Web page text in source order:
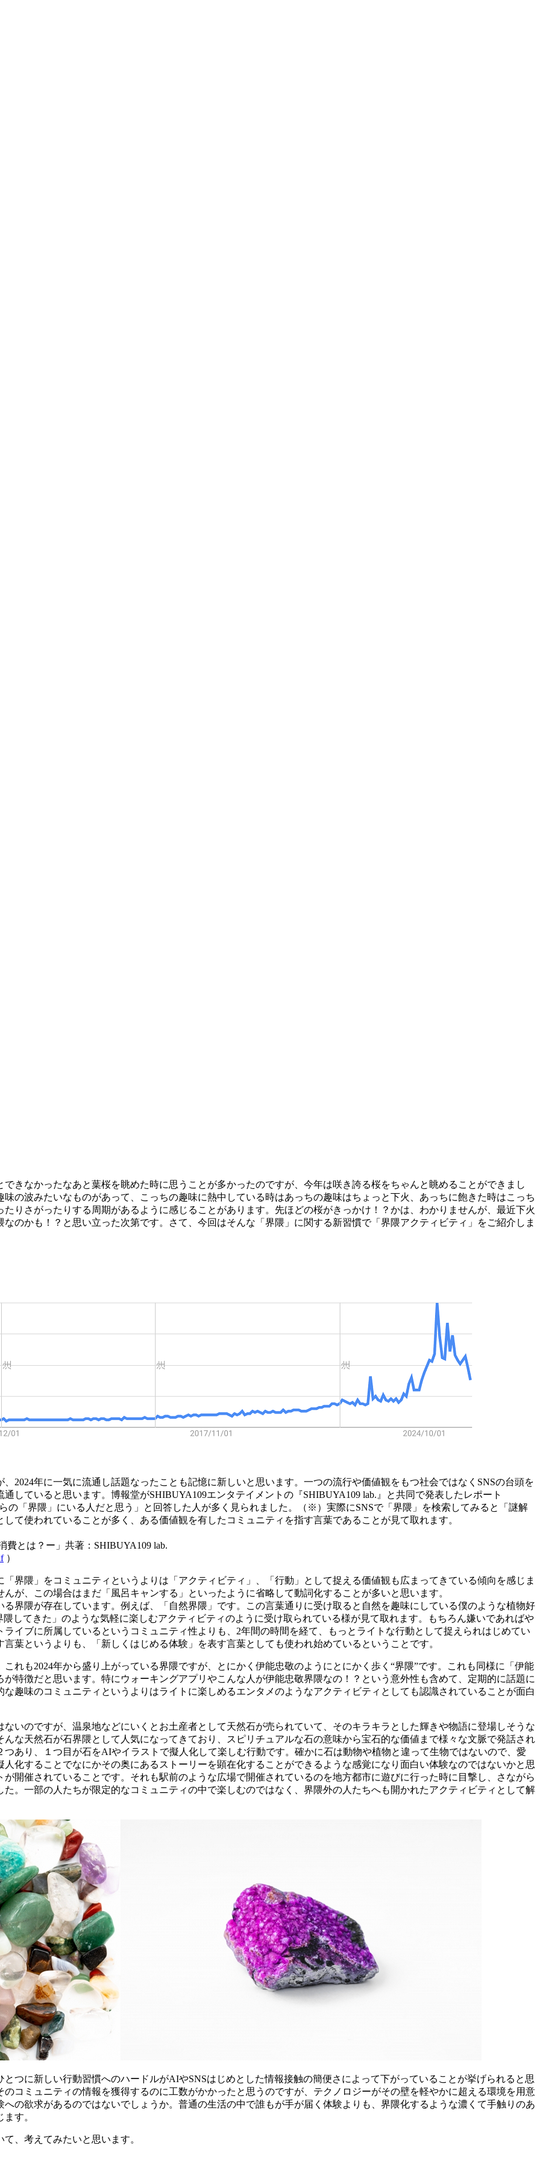
きなかったなあと葉桜を眺めた時に思うことが多かったのですが、今年は咲き誇る桜をちゃんと眺めることができまし
の波みたいなものがあって、こっちの趣味に熱中している時はあっちの趣味はちょっと下火、あっちに飽きた時はこっち
りさがったりする周期があるように感じることがあります。先ほどの桜がきっかけ！？かは、わかりませんが、最近下火
のかも！？と思い立った次第です。さて、今回はそんな「界隈」に関する新習慣で「界隈アクティビティ」をご紹介しま
2024年に一気に流通し話題なったことも記憶に新しいと思います。一つの流行や価値観をもつ社会ではなくSNSの台頭を
していると思います。博報堂がSHIBUYA109エンタテイメントの『SHIBUYA109 lab.』と共同で発表したレポート
らの「界隈」にいる人だと思う」と回答した人が多く見られました。（※）実際にSNSで「界隈」を検索してみると「謎解
て使われていることが多く、ある価値観を有したコミュニティを指す言葉であることが見て取れます。
費とは？ー」共著：SHIBUYA109 lab.
）
界隈」をコミュニティというよりは「アクティビティ」、「行動」として捉える価値観も広まってきている傾向を感じま
が、この場合はまだ「風呂キャンする」といったように省略して動詞化することが多いと思います。
界隈が存在しています。例えば、「自然界隈」です。この言葉通りに受け取ると自然を趣味にしている僕のような植物好
してきた」のような気軽に楽しむアクティビティのように受け取られている様が見て取れます。もちろん嫌いであればや
イブに所属しているというコミュニティ性よりも、2年間の時間を経て、もっとライトな行動として捉えられはじめてい
葉というよりも、「新しくはじめる体験」を表す言葉としても使われ始めているということです。
れも2024年から盛り上がっている界隈ですが、とにかく伊能忠敬のようにとにかく歩く“界隈”です。これも同様に「伊能
特徴だと思います。特にウォーキングアプリやこんな人が伊能忠敬界隈なの！？という意外性も含めて、定期的に話題に
趣味のコミュニティというよりはライトに楽しめるエンタメのようなアクティビティとしても認識されていることが面白
いのですが、温泉地などにいくとお土産者として天然石が売られていて、そのキラキラとした輝きや物語に登場しそうな
な天然石が石界隈として人気になってきており、スピリチュアルな石の意味から宝石的な価値まで様々な文脈で発話され
あり、１つ目が石をAIやイラストで擬人化して楽しむ行動です。確かに石は動物や植物と違って生物ではないので、愛
化することでなにかその奥にあるストーリーを顕在化することができるような感覚になり面白い体験なのではないかと思
開催されていることです。それも駅前のような広場で開催されているのを地方都市に遊びに行った時に目撃し、さながら
。一部の人たちが限定的なコミュニティの中で楽しむのではなく、界隈外の人たちへも開かれたアクティビティとして解
つに新しい行動習慣へのハードルがAIやSNSはじめとした情報接触の簡便さによって下がっていることが挙げられると思
コミュニティの情報を獲得するのに工数がかかったと思うのですが、テクノロジーがその壁を軽やかに超える環境を用意
の欲求があるのではないでしょうか。普通の生活の中で誰もが手が届く体験よりも、界隈化するような濃くて手触りのあ
す。
、考えてみたいと思います。